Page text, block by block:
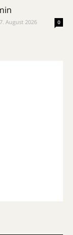
7. August 2026 0